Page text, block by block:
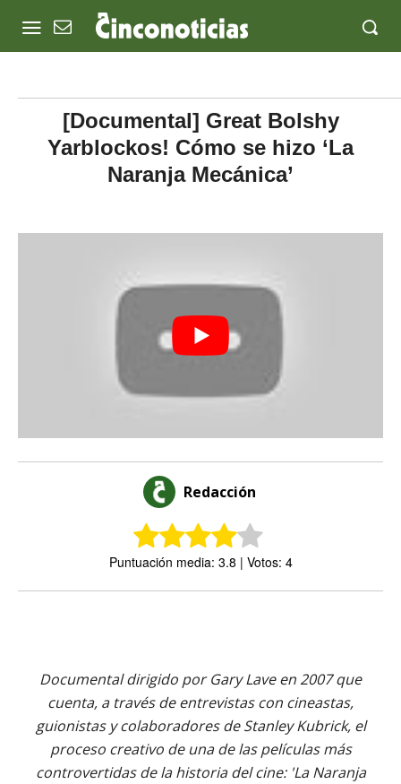
[Documental] Great Bolshy
Yarblockos! Cómo se hizo ‘La
Naranja Mecánica’
Redacción
Puntuación media: 3.8 | Votos: 4
Documental dirigido por Gary Lave en 2007 que
cuenta, a través de entrevistas con cineastas,
guionistas y colaboradores de Stanley Kubrick, el
proceso creativo de una de las películas más
controvertidas de la historia del cine: 'La Naranja